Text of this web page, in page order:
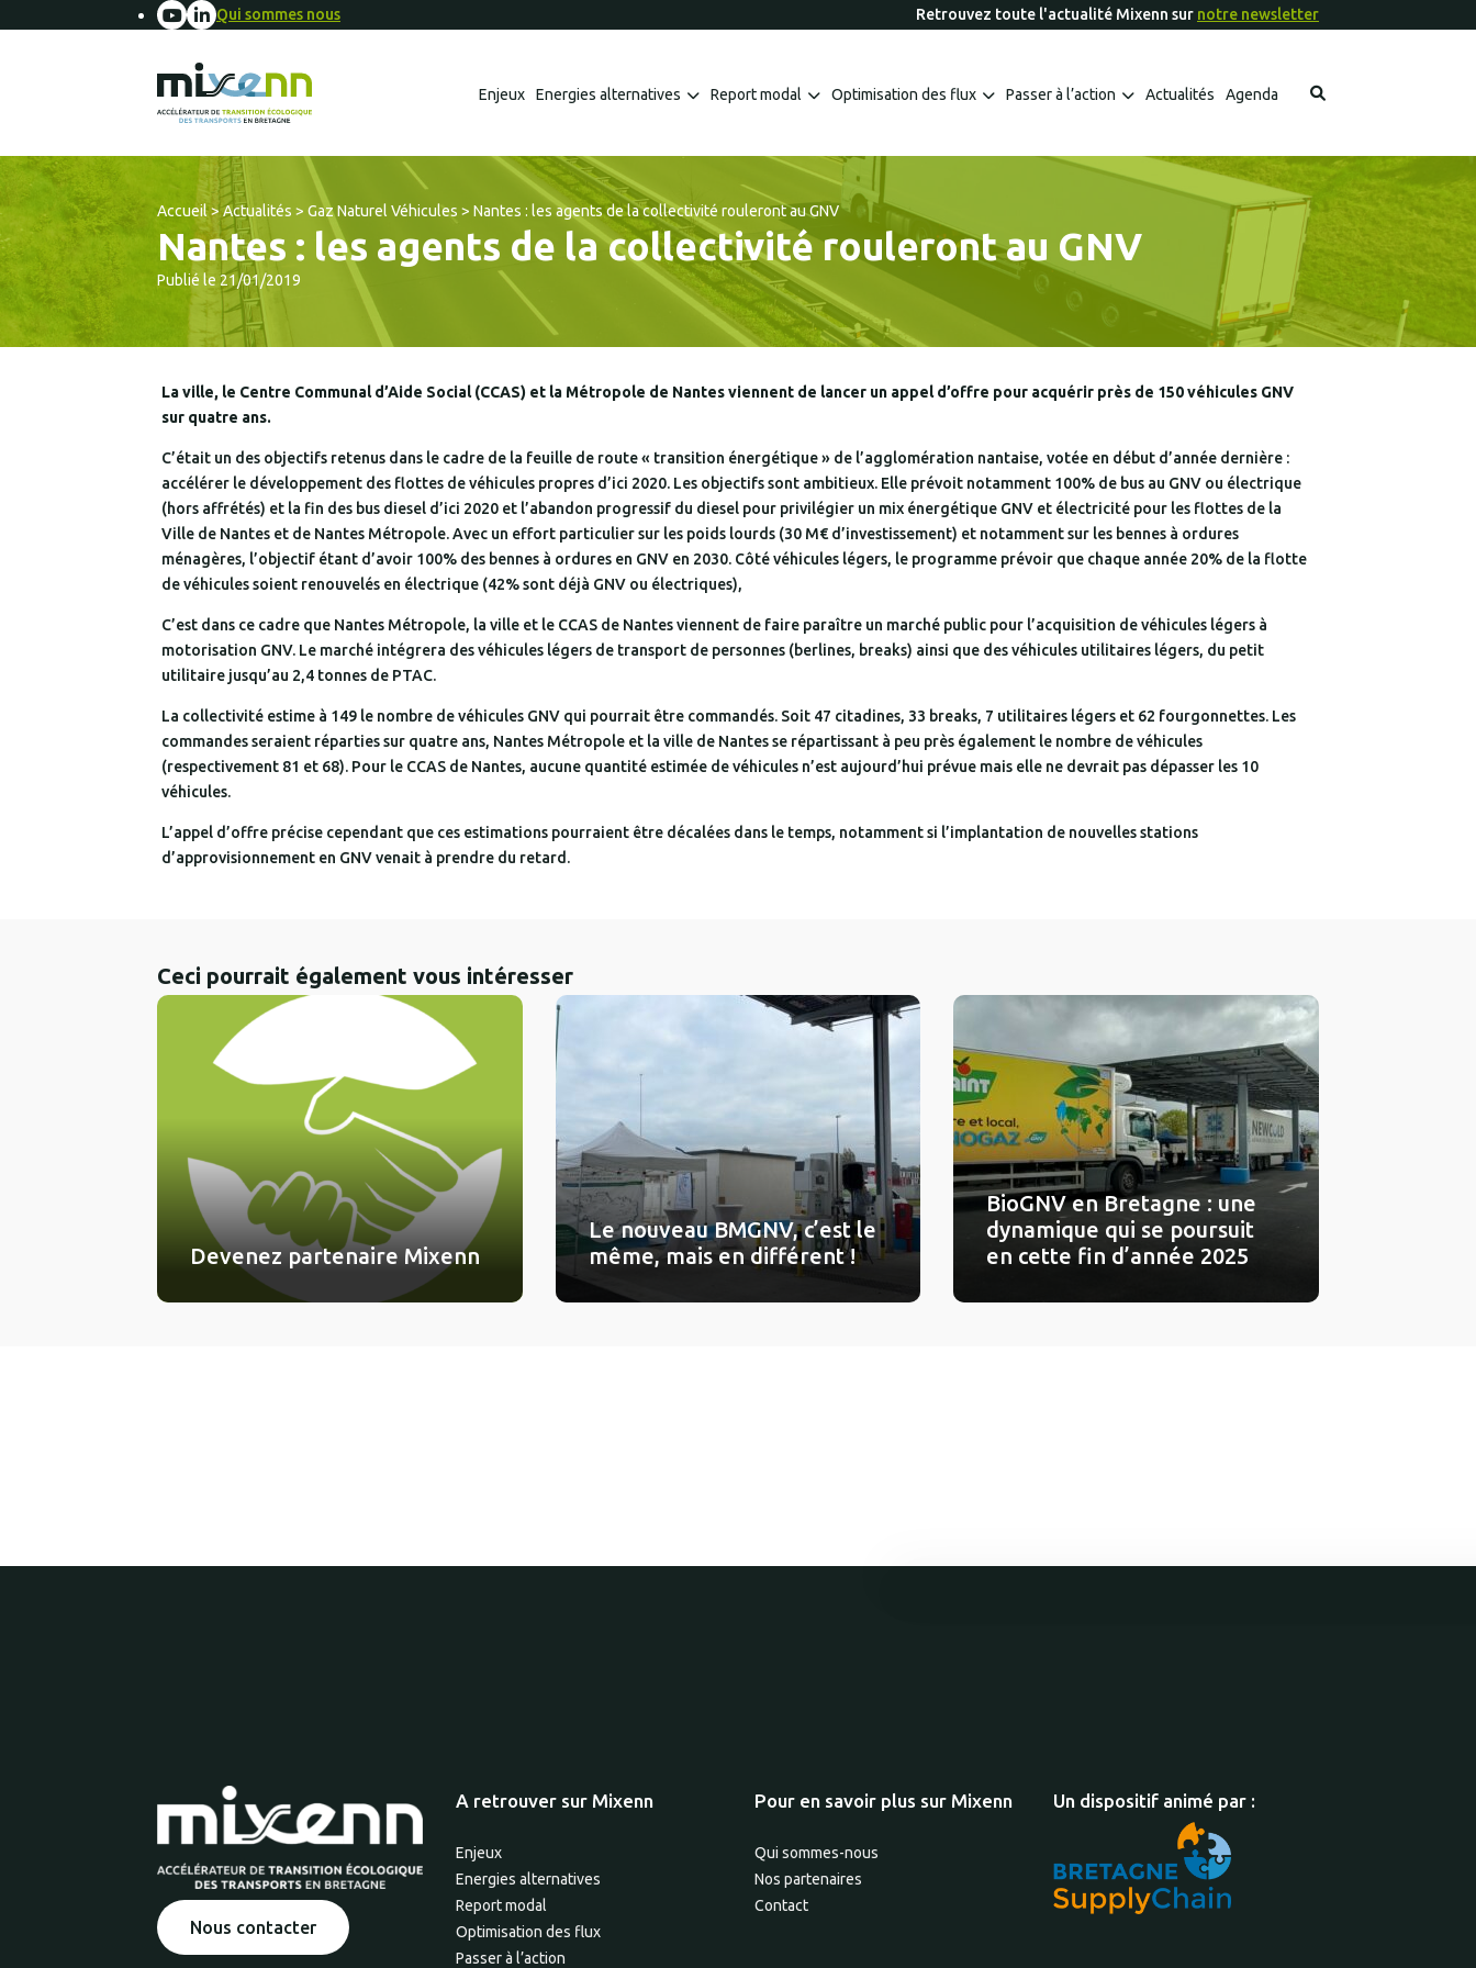
Qui sommes nous Retrouvez toute l'actualité Mixenn sur notre newsletter
Enjeux Energies alternatives Report modal Optimisation des flux Passer à l’action Actualités Agenda
Accueil>Actualités > Gaz Naturel Véhicules > Nantes : les agents de la collectivité rouleront au GNV
Nantes : les agents de la collectivité rouleront au GNV
Publié le 21/01/2019
La ville, le Centre Communal d’Aide Social (CCAS) et la Métropole de Nantes viennent de lancer un appel d’offre pour acquérir près de 150 véhicules GNV
sur quatre ans.
C’était un des objectifs retenus dans le cadre de la feuille de route « transition énergétique » de l’agglomération nantaise, votée en début d’année dernière :
accélérer le développement des flottes de véhicules propres d’ici 2020. Les objectifs sont ambitieux. Elle prévoit notamment 100% de bus au GNV ou électrique
(hors affrétés) et la fin des bus diesel d’ici 2020 et l’abandon progressif du diesel pour privilégier un mix énergétique GNV et électricité pour les flottes de la
Ville de Nantes et de Nantes Métropole. Avec un effort particulier sur les poids lourds (30 M€ d’investissement) et notamment sur les bennes à ordures
ménagères, l’objectif étant d’avoir 100% des bennes à ordures en GNV en 2030. Côté véhicules légers, le programme prévoir que chaque année 20% de la flotte
de véhicules soient renouvelés en électrique (42% sont déjà GNV ou électriques),
C’est dans ce cadre que Nantes Métropole, la ville et le CCAS de Nantes viennent de faire paraître un marché public pour l’acquisition de véhicules légers à
motorisation GNV. Le marché intégrera des véhicules légers de transport de personnes (berlines, breaks) ainsi que des véhicules utilitaires légers, du petit
utilitaire jusqu’au 2,4 tonnes de PTAC.
La collectivité estime à 149 le nombre de véhicules GNV qui pourrait être commandés. Soit 47 citadines, 33 breaks, 7 utilitaires légers et 62 fourgonnettes. Les
commandes seraient réparties sur quatre ans, Nantes Métropole et la ville de Nantes se répartissant à peu près également le nombre de véhicules
(respectivement 81 et 68). Pour le CCAS de Nantes, aucune quantité estimée de véhicules n’est aujourd’hui prévue mais elle ne devrait pas dépasser les 10
véhicules.
L’appel d’offre précise cependant que ces estimations pourraient être décalées dans le temps, notamment si l’implantation de nouvelles stations
d’approvisionnement en GNV venait à prendre du retard.
Ceci pourrait également vous intéresser
Devenez partenaire Mixenn
Le nouveau BMGNV, c’est le
même, mais en différent !
BioGNV en Bretagne : une
dynamique qui se poursuit
en cette fin d’année 2025
Nous contacter
A retrouver sur Mixenn
Enjeux
Energies alternatives
Report modal
Optimisation des flux
Passer à l’action
Pour en savoir plus sur Mixenn
Qui sommes-nous
Nos partenaires
Contact
Un dispositif animé par :